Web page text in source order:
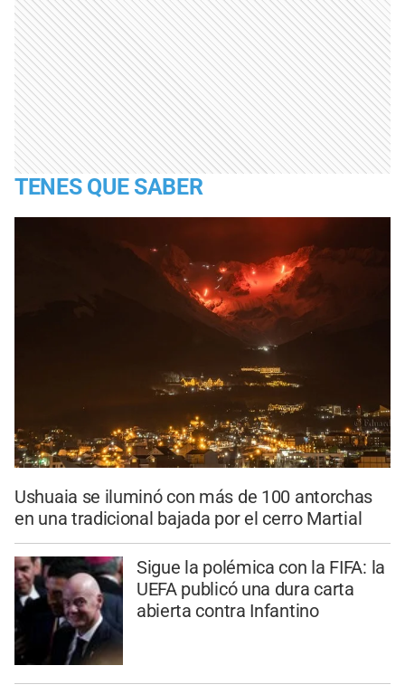
TENES QUE SABER
Ushuaia se iluminó con más de 100 antorchas
en una tradicional bajada por el cerro Martial
Sigue la polémica con la FIFA: la
UEFA publicó una dura carta
abierta contra Infantino